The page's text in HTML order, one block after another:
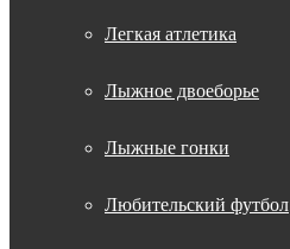
Легкая атлетика
Лыжное двоеборье
Лыжные гонки
Любительский футбол